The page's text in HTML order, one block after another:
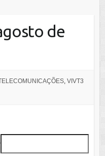
de
, VIVT3